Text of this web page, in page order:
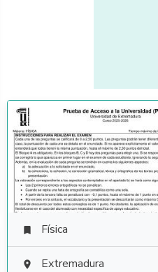
 Física
 Extremadura